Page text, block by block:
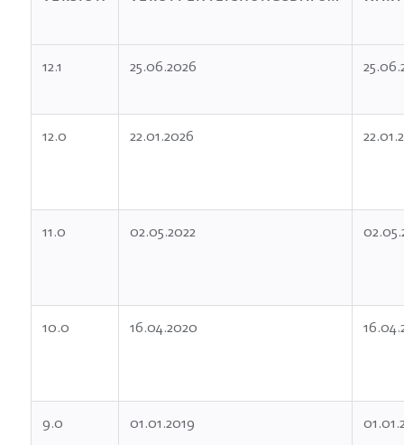
12.1 25.06.2026
12.0 22.01.2026
11.0 02.05.2022
10.0 16.04.2020
9.0 01.01.2019